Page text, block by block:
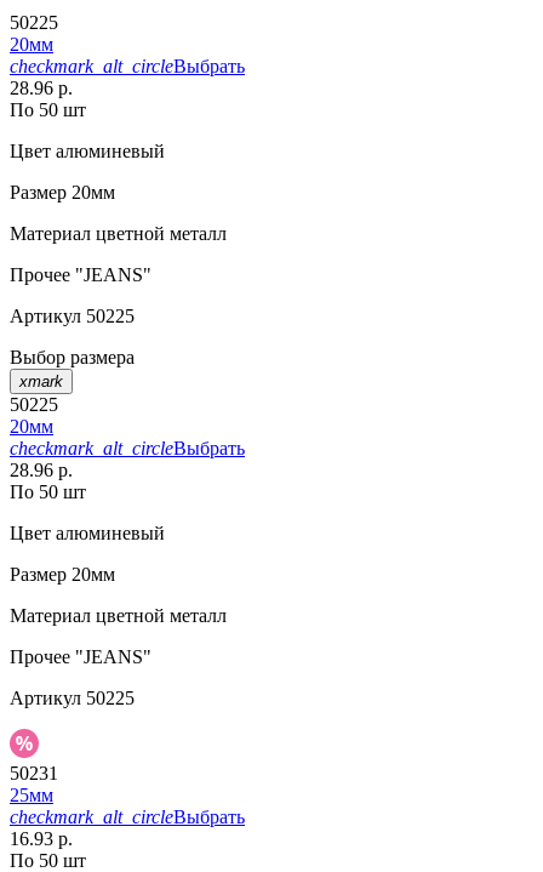
50225
20мм
checkmark_alt_circleВыбрать
28.96 р.
По 50 шт
Цвет алюминевый
Размер 20мм
Материал цветной металл
Прочее "JEANS"
Артикул 50225
Выбор размера
xmark
50225
20мм
checkmark_alt_circleВыбрать
28.96 р.
По 50 шт
Цвет алюминевый
Размер 20мм
Материал цветной металл
Прочее "JEANS"
Артикул 50225
50231
25мм
checkmark_alt_circleВыбрать
16.93 р.
По 50 шт